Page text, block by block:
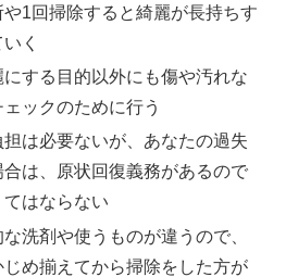
1回掃除すると綺麗が長持ちす
く
する目的以外にも傷や汚れな
ックのために行う
は必要ないが、あなたの過失
は、原状回復義務があるので
はならない
洗剤や使うものが違うので、
め揃えてから掃除をした方が